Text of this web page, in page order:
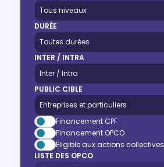
DURÉE
INTER / INTRA
PUBLIC CIBLE
Financement CPF
Financement OPCO
Éligible aux actions collectives
LISTE DES OPCO